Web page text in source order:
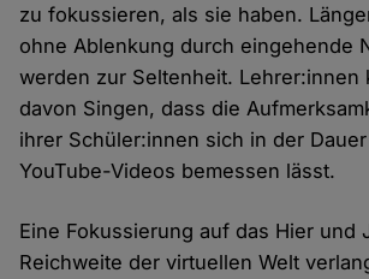
zu fokussieren, als sie haben.
ohne Ablenkung durch eingehende
werden zur Seltenheit. Lehrer:innen
davon Singen, dass die
ihrer Schüler:innen sich in der
YouTube-Videos bemessen lässt.
Eine Fokussierung auf das Hier und
Reichweite der virtuellen Welt